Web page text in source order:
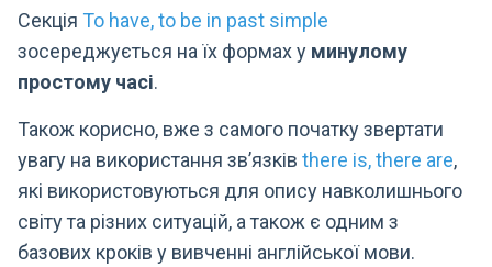
Секція To have, to be in past simple
зосереджується на їх формах у минулому
простому часі.
Також корисно, вже з самого початку звертати
увагу на використання зв’язків there is, there are,
які використовуються для опису навколишнього
світу та різних ситуацій, а також є одним з
базових кроків у вивченні англійської мови.